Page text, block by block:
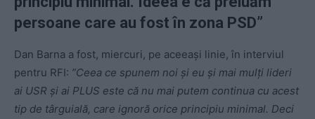
persoane care au fost în zona PSD”
Dan Barna a fost, miercuri, pe aceeași linie, în interviul
pentru RFI: ”Ceea ce spunem noi și eu și mai mulți lideri
ai USR și ai PLUS este că nu mai putem continua cu acest
tip de târguială, care ignoră orice principiu minimal. Deci